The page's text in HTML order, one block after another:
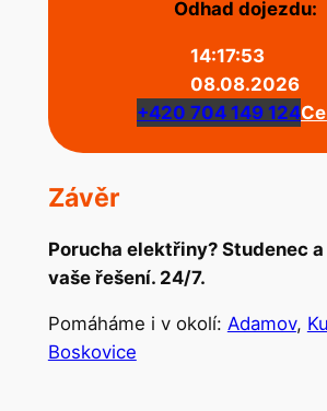
Odhad dojezdu:
14:17:53
08.08.2026
+420 704 149 124
Závěr
Porucha elektřiny? Studenec
vaše řešení. 24/7.
Pomáháme i v okolí: Adamov,
Boskovice